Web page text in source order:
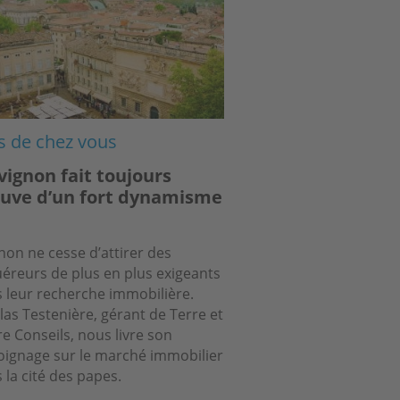
de chez vous
fait toujours
d’un fort dynamisme
ne cesse d’attirer des
de plus en plus exigeants
leur recherche immobilière.
Testenière, gérant de Terre et
Conseils, nous livre son
sur le marché immobilier
la cité des papes.